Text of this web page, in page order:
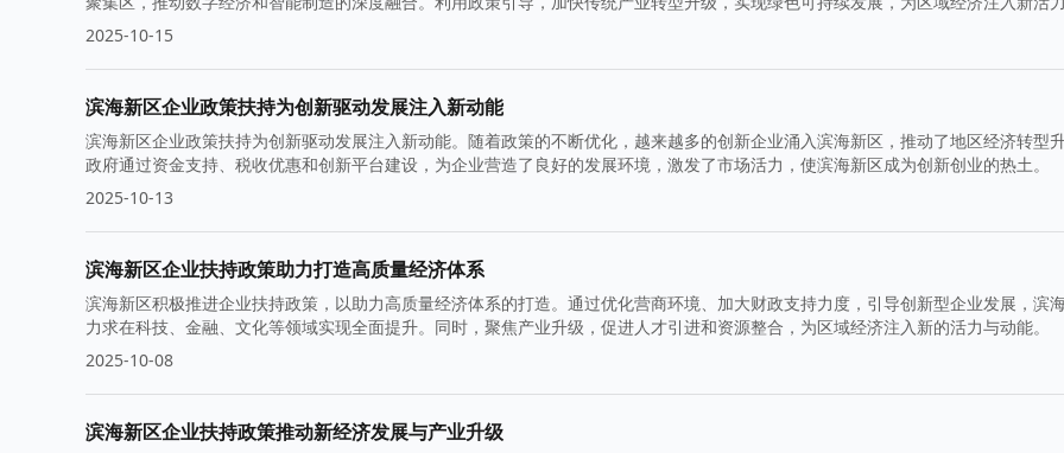
2025-10-15
滨海新区企业政策扶持为创新驱动发展注入新动能
滨海新区企业政策扶持为创新驱动发展注入新动能。随着政策的不断优化，越来越多的创新企业涌入滨海新区，推动了地区经济转型升
政府通过资金支持、税收优惠和创新平台建设，为企业营造了良好的发展环境，激发了市场活力，使滨海新区成为创新创业的热土。
2025-10-13
滨海新区企业扶持政策助力打造高质量经济体系
滨海新区积极推进企业扶持政策，以助力高质量经济体系的打造。通过优化营商环境、加大财政支持力度，引导创新型企业发展，滨
力求在科技、金融、文化等领域实现全面提升。同时，聚焦产业升级，促进人才引进和资源整合，为区域经济注入新的活力与动能。
2025-10-08
滨海新区企业扶持政策推动新经济发展与产业升级